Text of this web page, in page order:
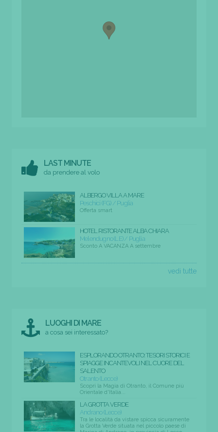
LAST MINUTE
da prendere al volo
ALBERGO VILLA A MARE
Peschici (FG) / Puglia
Offerta smart
HOTEL RISTORANTE ALBA CHIARA
Melendugno (LE) / Puglia
Sconto A VACANZA A settembre
vedi tutte
LUOGHI DI MARE
a cosa sei interessato?
ESPLORANDO OTRANTO: TESORI STORICI E
SPIAGGE INCANTEVOLI NEL CUORE DEL
SALENTO
Otranto (Lecce)
Scopri la Magia di Otranto, il Comune più
Orientale d'Italia...
LA GROTTA VERDE
Andrano (Lecce)
Tra le località da vistare spicca sicuramente
la Grotta Verde situata nel piccolo paese di